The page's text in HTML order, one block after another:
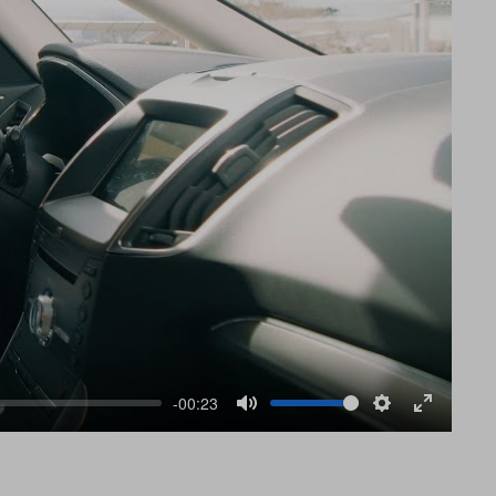
-00:23
Mute Settings
Enter